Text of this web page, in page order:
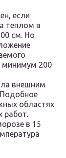
если
теплом в
см. Но
минимум 200
внешним
областях
работ.
в 15